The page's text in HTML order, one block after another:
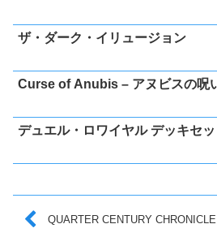
ザ・ダーク・イリュージョン
Curse of Anubis – アヌビスの呪
デュエル・ロワイヤル デッキセ
QUARTER CENTURY